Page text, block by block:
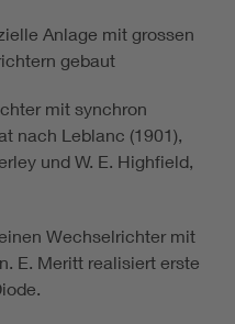
Anlage mit grossen
gebaut
mit synchron
nach Leblanc (1901),
und W. E. Highfield,
Wechselrichter mit
E. Meritt realisiert erste